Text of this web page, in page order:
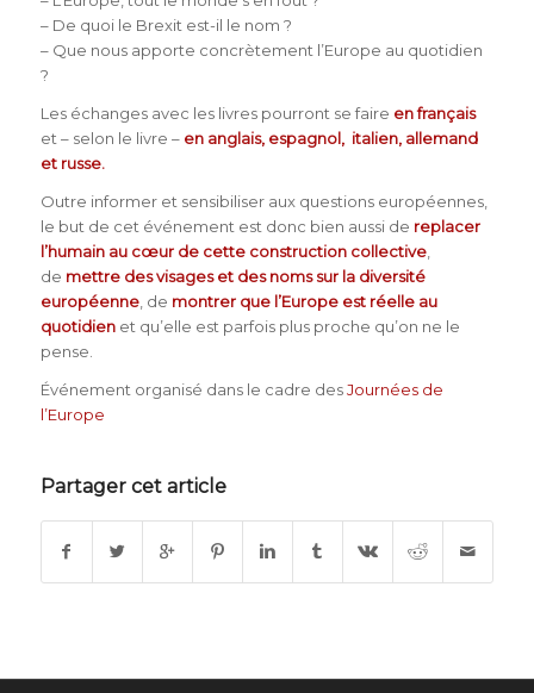
– De quoi le Brexit est-il le nom ?
– Que nous apporte concrètement l’Europe au quotidien
?
Les échanges avec les livres pourront se faire en français
et – selon le livre – en anglais, espagnol, italien, allemand
et russe.
Outre informer et sensibiliser aux questions européennes,
le but de cet événement est donc bien aussi de replacer
l’humain au cœur de cette construction collective,
de mettre des visages et des noms sur la diversité
européenne, de montrer que l’Europe est réelle au
quotidienet qu’elle est parfois plus proche qu’on ne le
pense.
Événement organisé dans le cadre desJournées de
l’Europe
Partager cet article